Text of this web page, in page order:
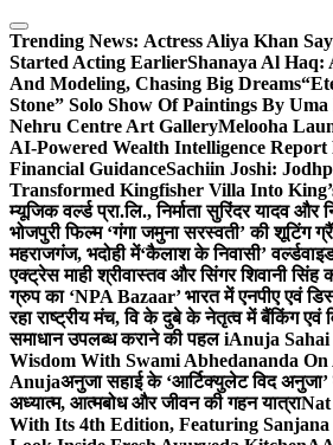
Skip
to
content
Trending News: Actress Aliya Khan
Started Acting EarlierShanaya Al Haq:
And Modeling, Chasing Big Dreams
Stone” Solo Show Of Paintings By
Nehru Centre Art GalleryMelooha
AI-Powered Wealth Intelligence Report
Financial GuidanceSachiin Joshi:
Transformed Kingfisher Villa Into
म्यूजिक वर्ल्ड प्रा.लि., निर्माता सुरिंदर यादव और
भोजपुरी फिल्म ‘गंगा जमुना सरस्वती’ की शूटिंग
महराजगंज, भदोही में‘कैलाश के निवासी’
एक्ट्रेस माही श्रीवास्तव और सिंगर शिवानी सिंह
ग्रुप का ‘NPA Bazaar’ भारत में एनपीए एवं
रहा राष्ट्रीय मंच, वि के दुबे के नेतृत्व में बैंकिंग एवं
समाधान उपलब्ध कराने की पहल iAnuja
Wisdom With Swami Abhedananda
Anujaअनुजा सहाई के ‘आर्टिक्युलेट विद
अध्यात्म, आत्मबोध और जीवन की गहन यात्रा
With Its 4th Edition, Featuring